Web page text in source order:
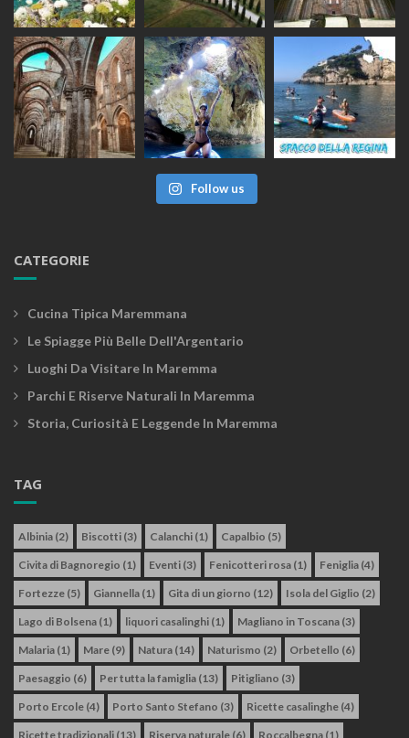
Follow us
CATEGORIE
Cucina Tipica Maremmana
Le Spiagge Più Belle Dell'Argentario
Luoghi Da Visitare In Maremma
Parchi E Riserve Naturali In Maremma
Storia, Curiosità E Leggende In Maremma
TAG
Albinia (2) Biscotti (3) Calanchi (1) Capalbio (5)
Civita di Bagnoregio (1) Eventi (3) Fenicotteri rosa (1) Feniglia (4)
Fortezze (5) Giannella (1) Gita di un giorno (12) Isola del Giglio (2)
Lago di Bolsena (1) liquori casalinghi (1) Magliano in Toscana (3)
Malaria (1) Mare (9) Natura (14) Naturismo (2) Orbetello (6)
Paesaggio (6) Per tutta la famiglia (13) Pitigliano (3)
Porto Ercole (4) Porto Santo Stefano (3) Ricette casalinghe (4)
Ricette tradizionali (13) Riserva naturale (6) Roccalbegna (1)